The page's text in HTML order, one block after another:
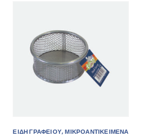
ΕΙΔΗ ΓΡΑΦΕΙΟΥ,ΠΙΝΑΚΕΣ